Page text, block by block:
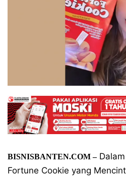
BISNISBANTEN.COM –Dalam
Fortune Cookie yang